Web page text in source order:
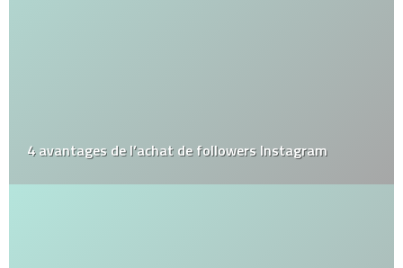
4 avantages de l’achat de followers Instagram